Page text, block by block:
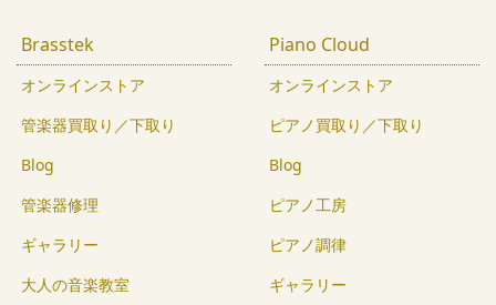
Brasstek
オンラインストア
管楽器買取り／下取り
Blog
管楽器修理
ギャラリー
大人の音楽教室
Piano Cloud
オンラインストア
ピアノ買取り／下取り
Blog
ピアノ工房
ピアノ調律
ギャラリー